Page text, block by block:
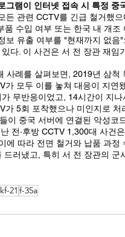
그램이 인터넷 접속 시 특정 중
든 관련 CCTV를 긴급 철거했
품 수입 여부 또는 한국 내 개
보 유출 여부를 "현재까지 없
다. 이 사건은 서 전 장관 재임
사례를 살펴보면, 2019년 삼
가 모두 이를 놓쳐 대응이 지
무반응이었고, 14시간이 지
가 5회 포착했으나 미인지로
이 중국 서버에 연결된 악성코
전·후방 CCTV 1,300대 사건
에 따라 전면 철거와 납품 과
드러냈고, 특히 서 전 장관의
kf-21 f-35a